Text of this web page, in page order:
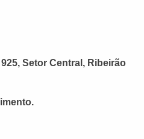
Setor Central, Ribeirão